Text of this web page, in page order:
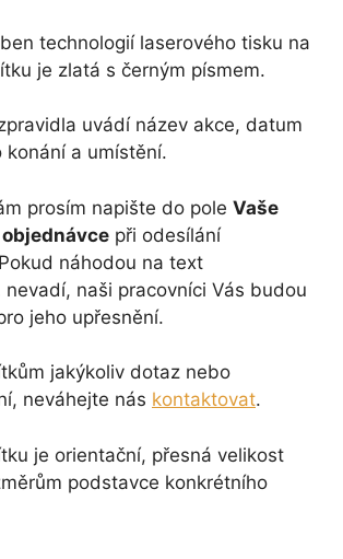
technologií laserového tisku na
je zlatá s černým písmem.
uvádí název akce, datum
konání a umístění.
prosím napište do pole Vaše
při odesílání
náhodou na text
nevadí, naši pracovníci Vás budou
jeho upřesnění.
jakýkoliv dotaz nebo
neváhejte nás kontaktovat.
je orientační, přesná velikost
podstavce konkrétního